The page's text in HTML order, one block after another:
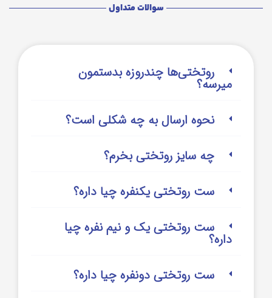
سوالات متداول
روتختی‌‌ها چندروزه بدستمون
میرسه؟
نحوه ارسال به چه شکلی است؟
چه سایز روتختی بخرم؟
ست روتختی یکنفره چیا داره؟
ست روتختی یک و نیم نفره چیا
داره؟
ست روتختی دونفره چیا داره؟